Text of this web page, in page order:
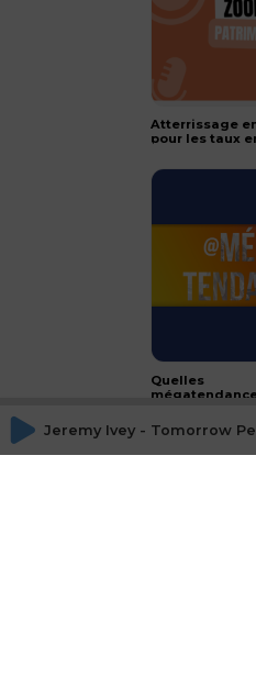
Atterrissage
pour les taux
Quelles
Jeremy Ivey - Tomorrow